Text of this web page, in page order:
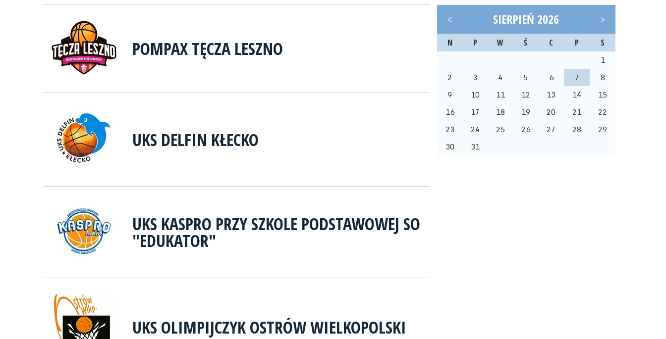
POMPAX TĘCZA LESZNO
UKS DELFIN KŁECKO
UKS KASPRO PRZY SZKOLE PODSTAWOWEJ SO
"EDUKATOR"
UKS OLIMPIJCZYK OSTRÓW WIELKOPOLSKI
< SIERPIEŃ 2026 >
N P W Ś C P S
1
2
3 4 5 6 7
8
9
10 11 12 13 14
15
16
17 18 19 20 21
22
23
24 25 26 27 28
29
30
31